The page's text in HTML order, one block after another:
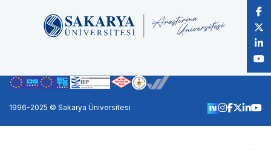
1996-2025 © Sakarya Üniversitesi